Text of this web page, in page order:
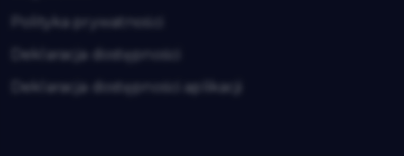
Polityka prywatności
Deklaracja dostępności
Deklaracja dostępności aplikacji